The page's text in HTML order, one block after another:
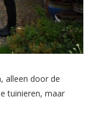
alleen door de
tuinieren, maar